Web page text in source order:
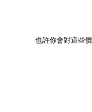
也許你會對這些